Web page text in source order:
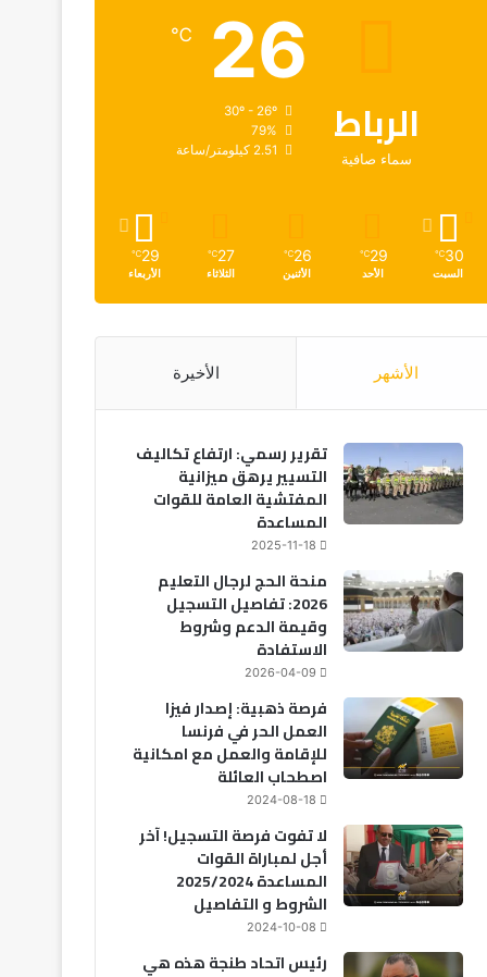
الرباط
سماء صافية
26
℃
79%
2.51 كيلومتر/ساعة
30
℃
السبت
29
℃
الأحد
26
℃
الأثنين
27
℃
الثلاثاء
29
℃
الأربعاء
الأشهر الأخيرة
تقرير رسمي: ارتفاع تكاليف
التسيير يرهق ميزانية
المفتشية العامة للقوات
المساعدة
2025-11-18
منحة الحج لرجال التعليم
2026: تفاصيل التسجيل
وقيمة الدعم وشروط
الاستفادة
2026-04-09
فرصة ذهبية: إصدار فيزا
العمل الحر في فرنسا
للإقامة والعمل مع امكانية
اصطحاب العائلة
2024-08-18
لا تفوت فرصة التسجيل! آخر
أجل لمباراة القوات
المساعدة 2025/2024
الشروط و التفاصيل
2024-10-08
رئيس اتحاد طنجة هذه هي